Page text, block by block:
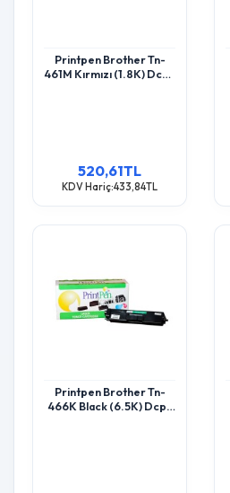
Printpen Brother Tn-
461M Kırmızı (1.8K) Dcp-
520,61TL
KDV Hariç:433,84TL
Printpen Brother Tn-
466K Black (6.5K) Dcp-